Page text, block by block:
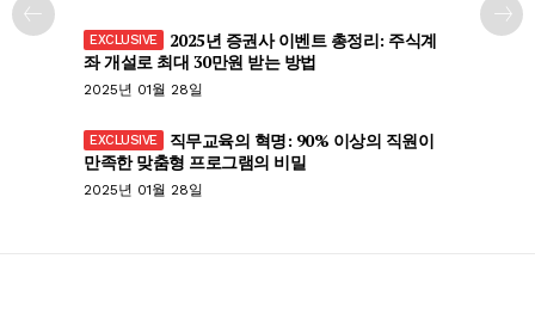
2025년 증권사 이벤트 총정리: 주식계
좌 개설로 최대 30만원 받는 방법
2025년 01월 28일
직무교육의 혁명: 90% 이상의 직원이
만족한 맞춤형 프로그램의 비밀
2025년 01월 28일